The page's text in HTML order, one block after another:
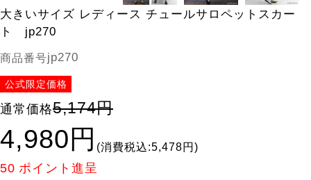
大きいサイズ レディース チュールサロペットスカー
ト jp270
商品番号jp270
公式限定価格
通常価格5,174円
4,980円 (消費税込:5,478円)
50 ポイント進呈